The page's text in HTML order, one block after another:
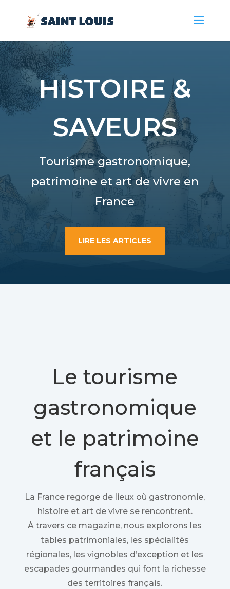
HISTOIRE &
SAVEURS
Tourisme gastronomique,
patrimoine et art de vivre en
France
LIRE LES ARTICLES
Le tourisme
gastronomique
et le patrimoine
français
La France regorge de lieux où gastronomie,
histoire et art de vivre se rencontrent.
À travers ce magazine, nous explorons les
tables patrimoniales, les spécialités
régionales, les vignobles d’exception et les
escapades gourmandes qui font la richesse
des territoires français.